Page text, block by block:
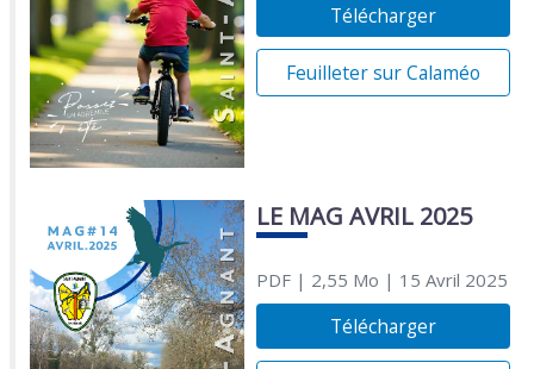
Télécharger
Feuilleter sur Calaméo
LE MAG AVRIL 2025
PDF| 2,55 Mo | 15 Avril 2025
Télécharger